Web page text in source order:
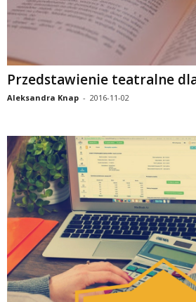
Przedstawienie teatralne
Aleksandra Knap - 2016-11-02